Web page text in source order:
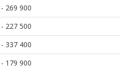
269 900
227 500
337 400
179 900